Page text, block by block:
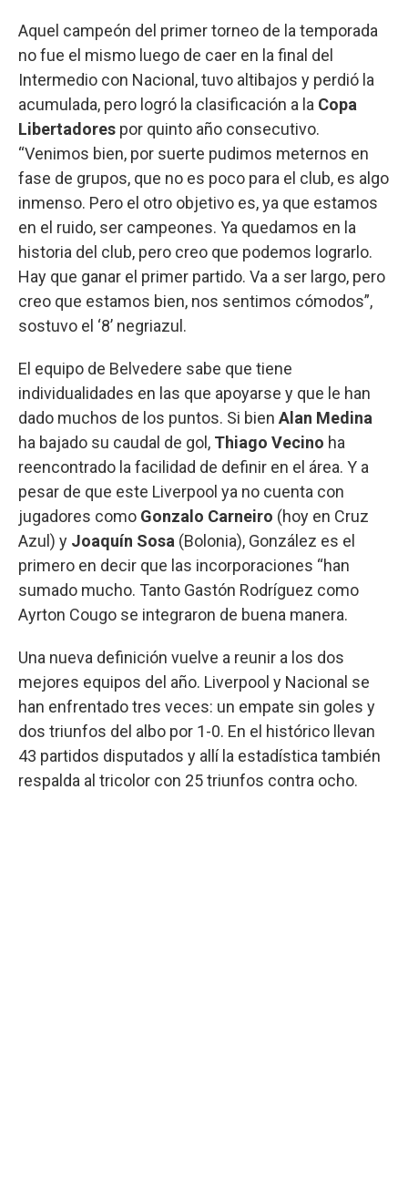
Aquel campeón del primer torneo de la temporada
no fue el mismo luego de caer en la final del
Intermedio con Nacional, tuvo altibajos y perdió la
acumulada, pero logró la clasificación a la Copa
Libertadores por quinto año consecutivo.
“Venimos bien, por suerte pudimos meternos en
fase de grupos, que no es poco para el club, es algo
inmenso. Pero el otro objetivo es, ya que estamos
en el ruido, ser campeones. Ya quedamos en la
historia del club, pero creo que podemos lograrlo.
Hay que ganar el primer partido. Va a ser largo, pero
creo que estamos bien, nos sentimos cómodos”,
sostuvo el ‘8’ negriazul.
El equipo de Belvedere sabe que tiene
individualidades en las que apoyarse y que le han
dado muchos de los puntos. Si bien Alan Medina
ha bajado su caudal de gol, Thiago Vecino ha
reencontrado la facilidad de definir en el área. Y a
pesar de que este Liverpool ya no cuenta con
jugadores como Gonzalo Carneiro (hoy en Cruz
Azul) y Joaquín Sosa (Bolonia), González es el
primero en decir que las incorporaciones “han
sumado mucho. Tanto Gastón Rodríguez como
Ayrton Cougo se integraron de buena manera.
Una nueva definición vuelve a reunir a los dos
mejores equipos del año. Liverpool y Nacional se
han enfrentado tres veces: un empate sin goles y
dos triunfos del albo por 1-0. En el histórico llevan
43 partidos disputados y allí la estadística también
respalda al tricolor con 25 triunfos contra ocho.